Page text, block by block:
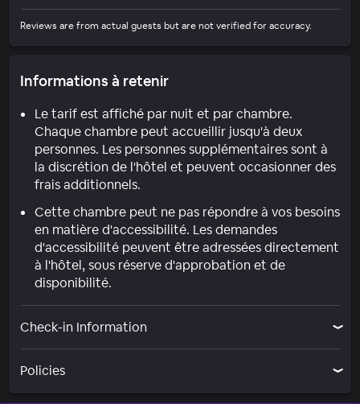
Reviews are from actual guests but are not verified for accuracy.
Informations à retenir
Le tarif est affiché par nuit et par chambre.
Chaque chambre peut accueillir jusqu'à deux
personnes. Les personnes supplémentaires sont à
la discrétion de l'hôtel et peuvent occasionner des
frais additionnels.
Cette chambre peut ne pas répondre à vos besoins
en matière d'accessibilité. Les demandes
d'accessibilité peuvent être adressées directement
à l'hôtel, sous réserve d'approbation et de
disponibilité.
Check-in Information
Policies